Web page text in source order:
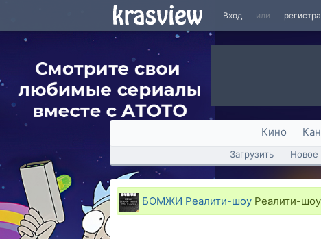
Вход или
Кино
Загрузить Новое
БОМЖИ Реалити-шоу Реалити-